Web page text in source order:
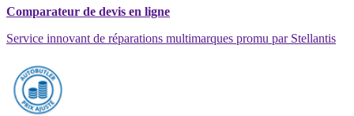
Comparateur de devis en ligne
Service innovant de réparations multimarques promu par Stellantis